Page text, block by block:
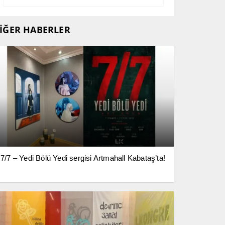
HABERLER
7/7 – Yedi Bölü Yedi sergisi Artmahall Kabataş’ta!